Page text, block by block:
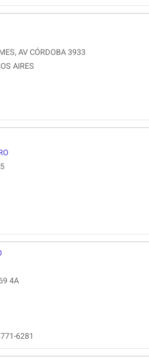
AV CÓRDOBA 3933
AIRES
4A
6281